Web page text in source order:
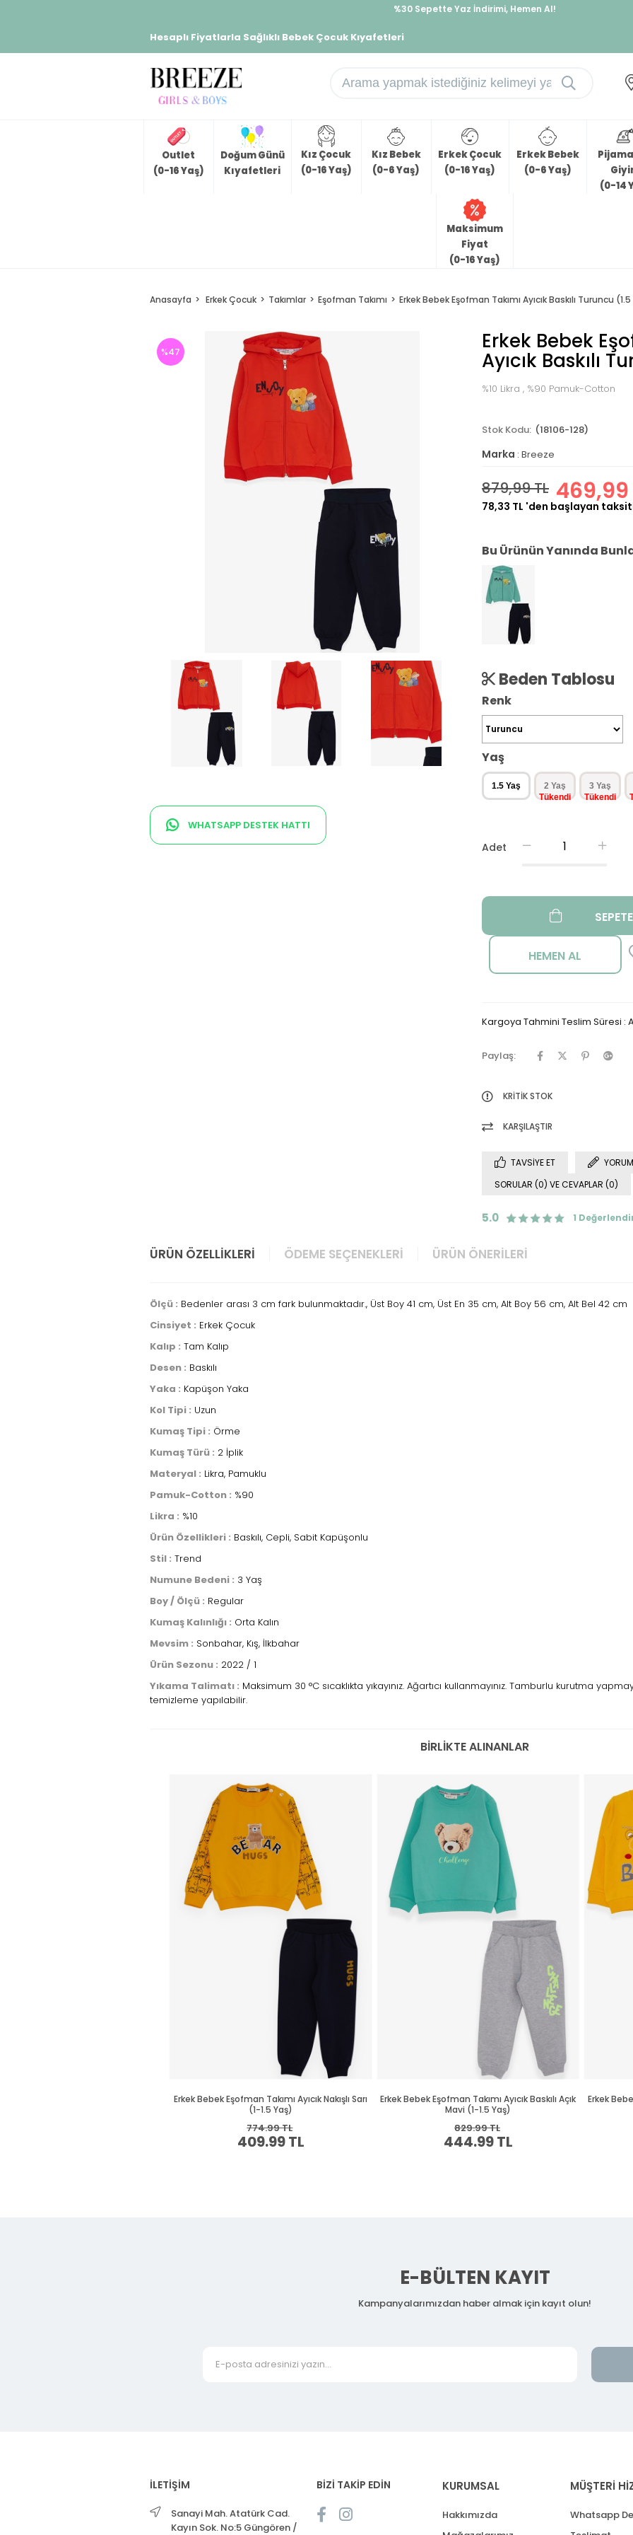
%30 Sepette Yaz İndirimi, Hemen Al!
Hesaplı Fiyatlarla Sağlıklı Bebek Çocuk Kıyafetleri
Outlet
(0-16 Yaş)
Doğum Günü
Kıyafetleri
Kız Çocuk
(0-16 Yaş)
Kız Bebek
(0-6 Yaş)
Erkek Çocuk
(0-16 Yaş)
Erkek Bebek
(0-6 Yaş)
(0-14
Maksimum
Fiyat
(0-16 Yaş)
Anasayfa Erkek Çocuk Takımlar Eşofman Takımı Erkek Bebek Eşofman Takımı Ayıcık Baskılı Turuncu (1.5
%47
WHATSAPP DESTEK HATTI
Erkek Bebek
Ayıcık Baskılı
%10 Likra , %90 Pamuk-Cotton
(18106-128)
Marka : Breeze
879,99 TL 469,99
78,33 TL 'den başlayan
Bu Ürünün Yanında
Beden Tablosu
Renk
Yaş
1.5 Yaş 2 Yaş 3 Yaş
Adet
Kargoya Tahmini Teslim Süresi :
Paylaş:
KRITIK STOK
KARŞILAŞTIR
TAVSIYE ET
SORULAR (0) VE CEVAPLAR (0)
5.0 1
ÜRÜN ÖZELLIKLERI ÖDEME SEÇENEKLERI ÜRÜN ÖNERILERI
Ölçü : Bedenler arası 3 cm fark bulunmaktadır., Üst Boy 41 cm, Üst En 35 cm, Alt Boy 56 cm, Alt Bel 42 cm
Cinsiyet : Erkek Çocuk
Kalıp : Tam Kalıp
Desen : Baskılı
Yaka : Kapüşon Yaka
Kol Tipi : Uzun
Kumaş Tipi : Örme
Kumaş Türü : 2 İplik
Materyal : Likra, Pamuklu
Pamuk-Cotton : %90
Likra : %10
Ürün Özellikleri : Baskılı, Cepli, Sabit Kapüşonlu
Stil : Trend
Numune Bedeni : 3 Yaş
Boy / Ölçü : Regular
Kumaş Kalınlığı : Orta Kalın
Mevsim : Sonbahar, Kış, İlkbahar
Ürün Sezonu : 2022 / 1
Yıkama Talimatı : Maksimum 30 °C sıcaklıkta yıkayınız. Ağartıcı kullanmayınız. Tamburlu kurutma
temizleme yapılabilir.
E-BÜLTEN KAYIT
Kampanyalarımızdan haber almak için kayıt olun!
İLETİŞİM
Sanayi Mah. Atatürk Cad.
Kayın Sok. No:5 Güngören /
BİZİ TAKİP EDİN KURUMSAL
Hakkımızda
MÜŞTERİ
Whatsapp